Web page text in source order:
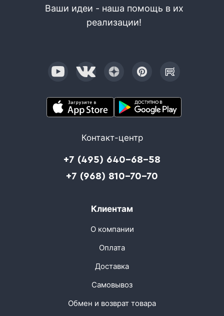
Ваши идеи - наша помощь в их
реализации!
Контакт-центр
+7 (495) 640-68-58
+7 (968) 810-70-70
Клиентам
О компании
Оплата
Доставка
Самовывоз
Обмен и возврат товара